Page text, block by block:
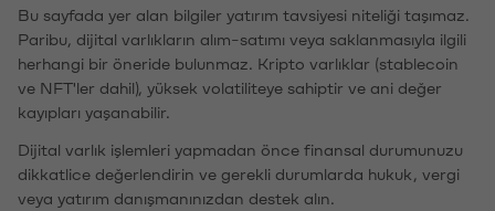
Bu sayfada yer alan bilgiler yatırım tavsiyesi niteliği taşımaz.
Paribu, dijital varlıkların alım-satımı veya saklanmasıyla ilgili
herhangi bir öneride bulunmaz. Kripto varlıklar (stablecoin
ve NFT'ler dahil), yüksek volatiliteye sahiptir ve ani değer
kayıpları yaşanabilir.
Dijital varlık işlemleri yapmadan önce finansal durumunuzu
dikkatlice değerlendirin ve gerekli durumlarda hukuk, vergi
veya yatırım danışmanınızdan destek alın.